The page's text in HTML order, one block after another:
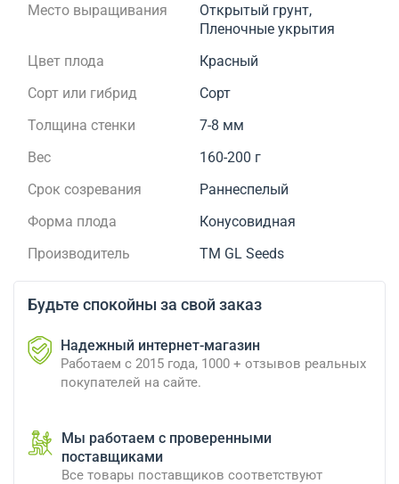
Место выращивания
Открытый грунт,
Пленочные укрытия
Цвет плода
Красный
Сорт или гибрид
Сорт
Толщина стенки
7-8 мм
Вес
160-200 г
Срок созревания
Раннеспелый
Форма плода
Конусовидная
Производитель
ТМ GL Seeds
Будьте спокойны за свой заказ
Надежный интернет-магазин
Работаем с 2015 года, 1000 + отзывов реальных
покупателей на сайте.
Мы работаем с проверенными
поставщиками
Все товары поставщиков соответствуют